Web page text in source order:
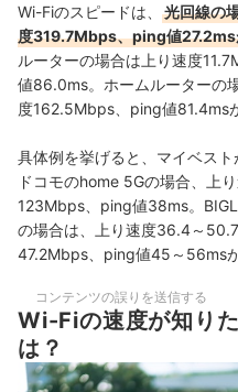
Wi-Fiのスピードは、
光回線の
度319.7Mbps、ping値27.2ms
ルーターの場合は上り速度
値86.0ms。ホームルーターの
度162.5Mbps、ping値81.4ms
具体例を挙げると、マイベス
ドコモのhome 5Gの場合、上り
123Mbps、 ping値38ms。
の場合は、
上り速度36.4～
47.2Mbps、 ping値45～ 56ms
コンテンツの誤りを送信する
Wi-Fiの速度が知り
は？